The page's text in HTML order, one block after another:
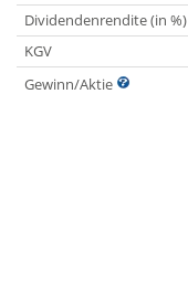
Dividendenrendite (in %)
KGV
Gewinn/Aktie